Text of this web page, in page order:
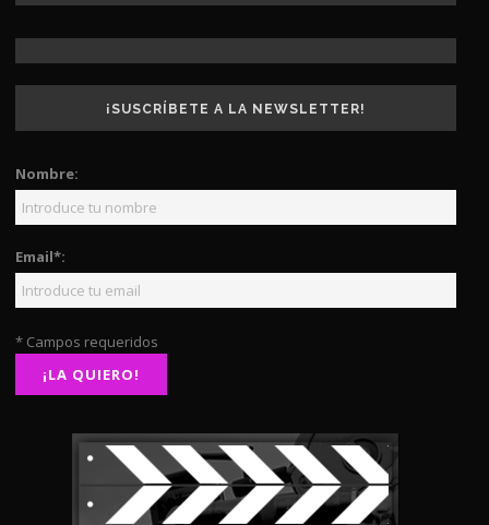
¡SUSCRÍBETE A LA NEWSLETTER!
Nombre:
Email*:
* Campos requeridos